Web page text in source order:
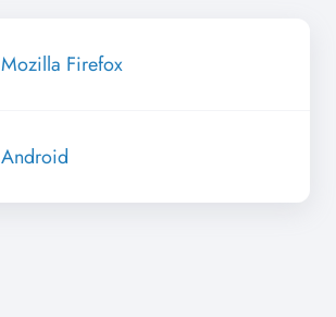
Mozilla Firefox
Android